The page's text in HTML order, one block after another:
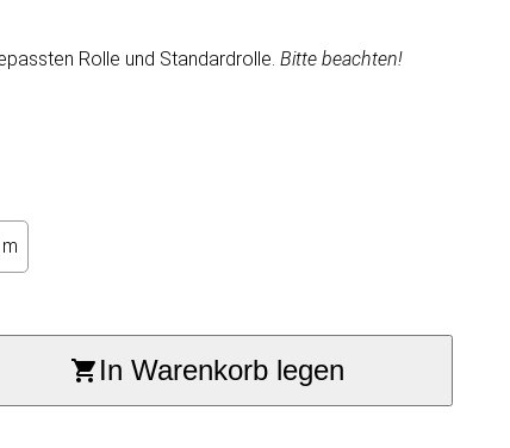
Rolle und Standardrolle. Bitte beachten!
In Warenkorb legen